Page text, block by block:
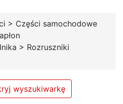
> Części samochodowe
> Rozruszniki
wyszukiwarkę